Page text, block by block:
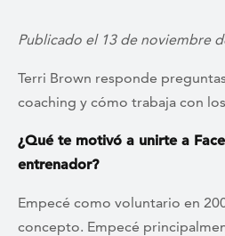
Publicado el 13 de noviembre
Terri Brown responde
coaching y cómo trabaja con
¿Qué te motivó a unirte a
entrenador?
Empecé como voluntario en
concepto. Empecé